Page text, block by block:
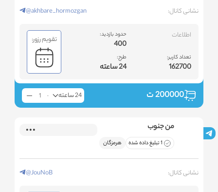
نشانی کانال: @akhbare_hormozgan
اطلاعات
تعداد کاربر:
162700
حدود بازدید:
400
طرح:
24 ساعته
تقویم رزور:
200000ت 24 ساعته
من جنوب
1 تبلیغ داده شده هرمزگان
نشانی کانال: @JouNoB